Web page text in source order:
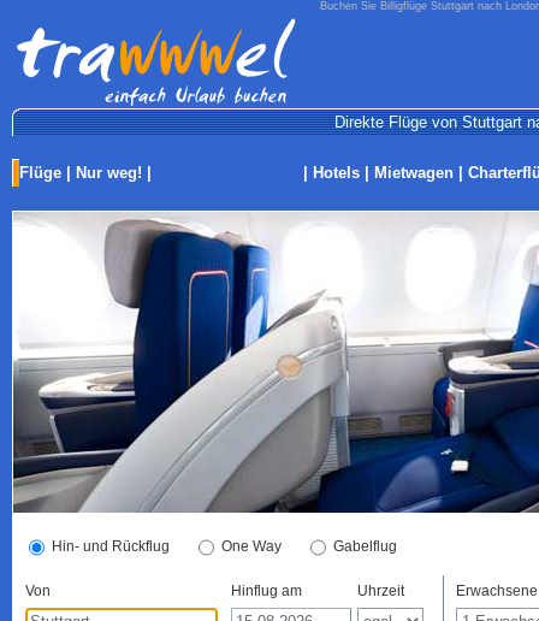
Buchen Sie Billigflüge Stuttgart nach
Direkte Flüge von Stuttgart
Flüge Nur weg! Hotels Mietwagen
Hin- und Rückflug One Way Gabelflug
Von Hinflug am Uhrzeit Erwachsene